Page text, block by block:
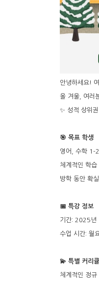
안녕하세요!
올 겨울, 여러
✨ 성적 상위
🎯 목표 학생
영어, 수학 1-
체계적인 학
방학 동안 확
📅 특강 정보
기간: 2025년
수업 시간: 월
💫 특별 커리
체계적인 정규